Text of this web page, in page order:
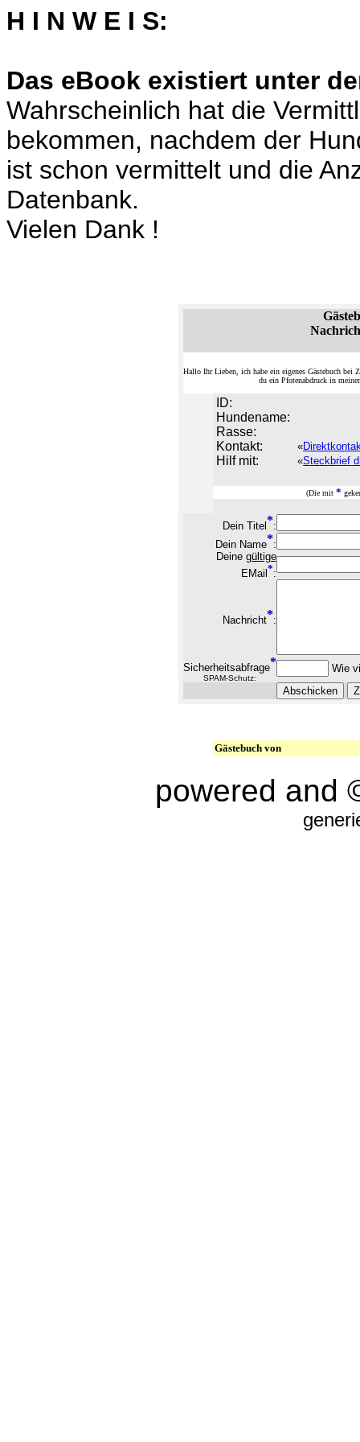
H I N W E I S:
Das eBook existiert unter
Wahrscheinlich hat die
bekommen, nachdem der
ist schon vermittelt und die
Datenbank.
Vielen Dank !
Hallo Ihr Lieben, ich habe ein eigenes Gästebuch bei
du ein Pfotenabdruck in
ID:
Hundename:
Rasse:
Kontakt:
«
Hilf mit: «Steckbrief
(Die mit *
Dein Titel *:
Dein Name*:
Deine gültige
EMail *:
Nachricht*:
Sicherheitsabfrage*
SPAM-Schutz:
Wie
Gästebuch von
powered and